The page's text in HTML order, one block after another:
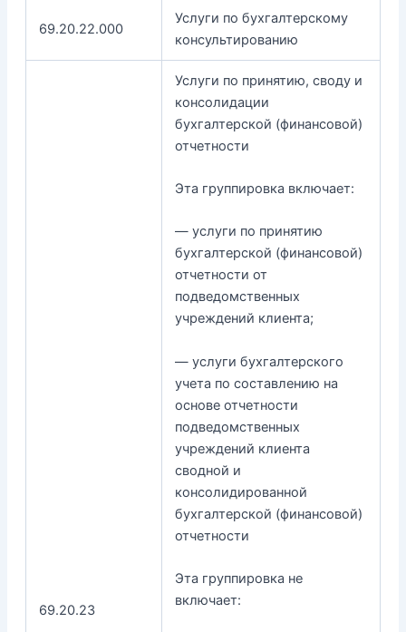
69.20.22.000
Услуги по бухгалтерскому
консультированию
69.20.23
Услуги по принятию, своду и
консолидации
бухгалтерской (финансовой)
отчетности
Эта группировка включает:
— услуги по принятию
бухгалтерской (финансовой)
отчетности от
подведомственных
учреждений клиента;
— услуги бухгалтерского
учета по составлению на
основе отчетности
подведомственных
учреждений клиента
сводной и
консолидированной
бухгалтерской (финансовой)
отчетности
Эта группировка не
включает: